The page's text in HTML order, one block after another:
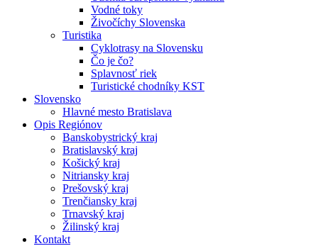
Vodné toky
Živočíchy Slovenska
Turistika
Cyklotrasy na Slovensku
Čo je čo?
Splavnosť riek
Turistické chodníky KST
Slovensko
Hlavné mesto Bratislava
Opis Regiónov
Banskobystrický kraj
Bratislavský kraj
Košický kraj
Nitriansky kraj
Prešovský kraj
Trenčiansky kraj
Trnavský kraj
Žilinský kraj
Kontakt